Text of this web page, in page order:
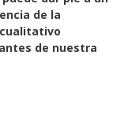
de la
de nuestra